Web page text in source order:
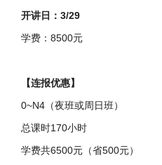
开讲日：3/29
学费：8500元
【连报优惠】
0~N4（夜班或周日班）
总课时170小时
学费共6500元（省500元）